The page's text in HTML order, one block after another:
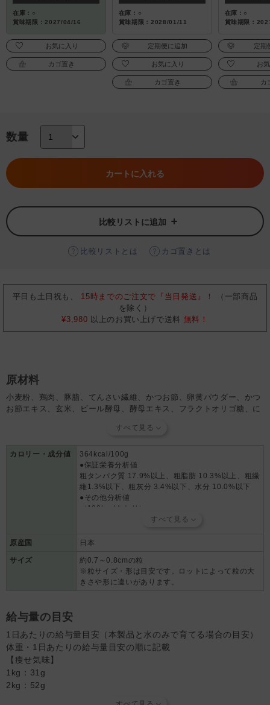
在庫：○
賞味期限：2027/04/16
お気に入り
カゴ置き
在庫：○
賞味期限：2028/01/11
定期便に追加
お気に入り
カゴ置き
在庫：○
賞味期限：
定期
お
カ
数量
カートに入れる
比較リストに追加
比較リストとは カゴ置きとは
平日も土日祝も、 15時までのご注文で『当日発送』！
（一部商品
を除く）
¥3,980 以上のお買い上げで送料 無料！
原材料
小麦粉、鶏肉、豚脂、てんさい繊維、かつお節、卵黄パウダー、かつ
お節エキス、玄米、ビール酵母、酵母エキス、フラクトオリゴ糖、に
リーゴールド（ルテイン含有）、乳酸菌、セレン酵母、ミネラル類
鉄、グルコン酸銅）、ビタミン類（ビタミンA、ビタミンD、ビタミ
ンE、ビタミンB2、ビタミンB12、パントテン酸カルシウム）、酸化
防止剤（ローズマリー抽出物、ミックストコフェロール）
カロリー・成分値
364kcal/100g
●保証栄養分析値
粗タンパク質 17.9%以上、粗脂肪 10.3%以上、粗繊
維1.3%以下、粗灰分 3.4%以下、水分 10.0%以下
●その他分析値
（100kcalあたり）
カルシウム 0.13g、リン0.09g、ナトリウム 0.05g、
酸 60mg、オメガ-6脂肪酸 490mg
カルシウム 0.48％、リン 0.34％、ナトリウム
0.17%、マグネシウム 0.06%、カリウム0.60%、オ
メガ-3脂肪酸 0.22%、オメガ-6脂肪酸 1.80%
原産国 日本
サイズ
約0.7～0.8cmの粒
※粒サイズ・形は目安です。ロットによって粒の大
きさや形に違いがあります。
給与量の目安
1日あたりの給与量目安（本製品と水のみで育てる場合の目安）
体重・1日あたりの給与量目安の順に記載
【痩せ気味】
1kg：31g
2kg：52g